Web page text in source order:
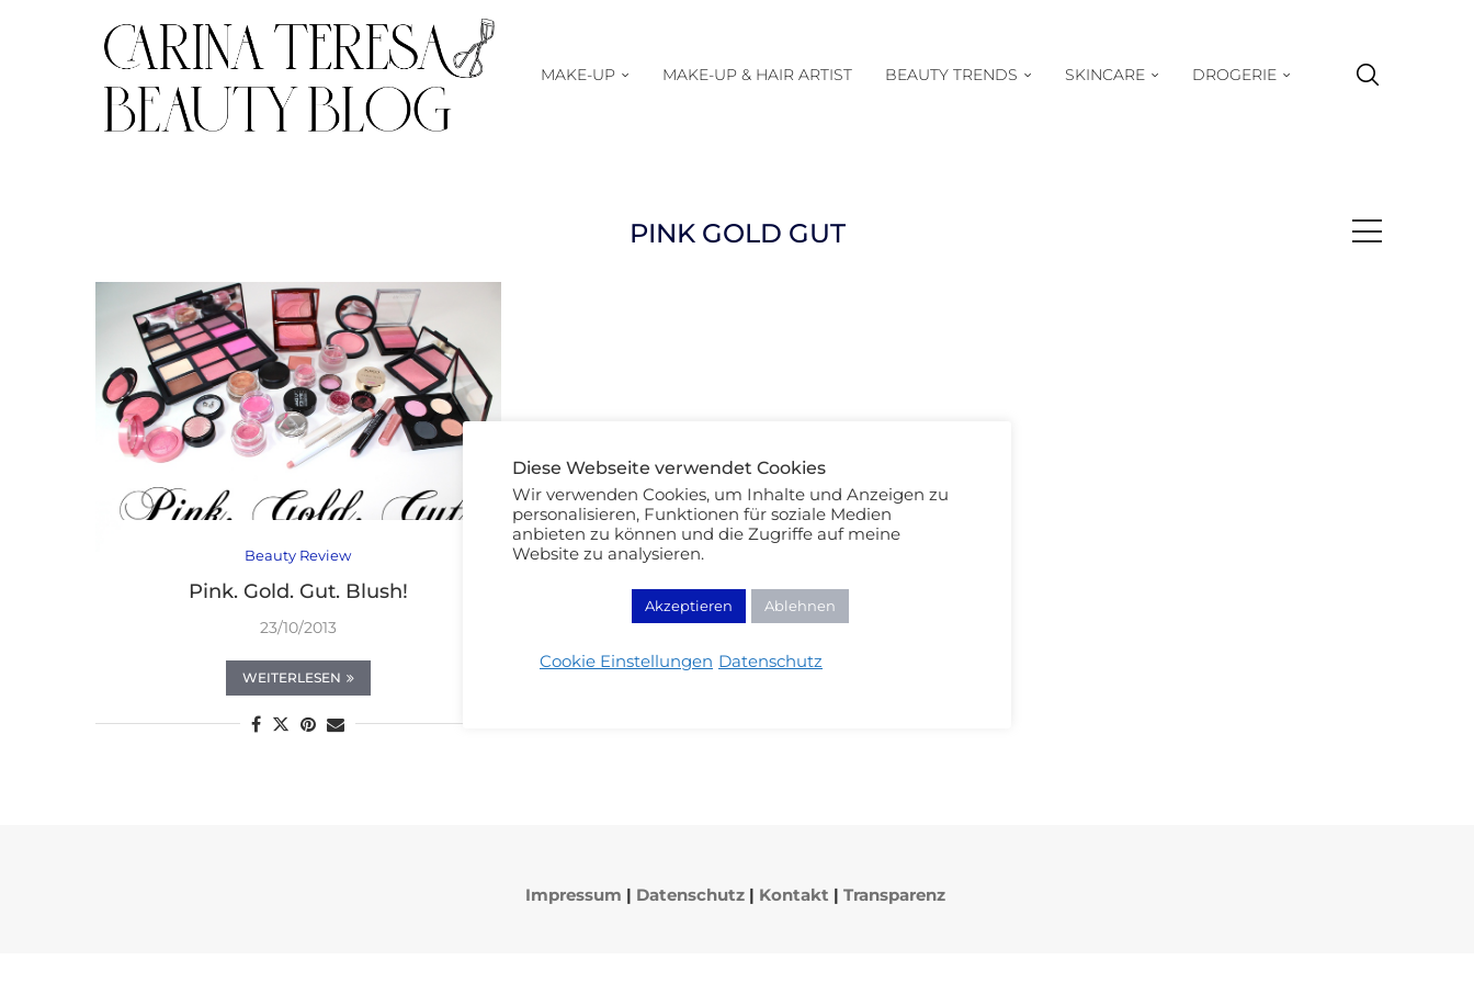
MAKE-UP MAKE-UP & HAIR ARTIST BEAUTY TRENDS SKINCARE DROGERIE
PINK GOLD GUT
Beauty Review
Pink. Gold. Gut. Blush!
23/10/2013
WEITERLESEN
Impressum | Datenschutz| Kontakt | Transparenz
Diese Webseite verwendet Cookies
Wir verwenden Cookies, um Inhalte und Anzeigen zu
personalisieren, Funktionen für soziale Medien
anbieten zu können und die Zugriffe auf meine
Website zu analysieren.
Akzeptieren Ablehnen
Cookie Einstellungen Datenschutz